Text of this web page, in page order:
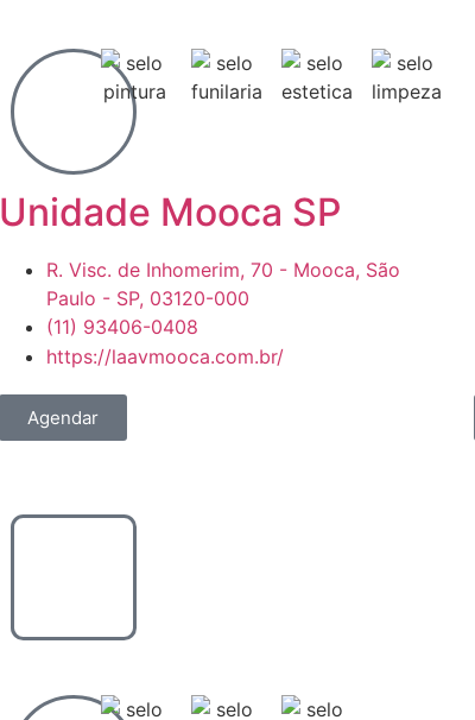
Unidade Mooca SP
R. Visc. de Inhomerim, 70 - Mooca, São
Paulo - SP, 03120-000
(11) 93406-0408
https://laavmooca.com.br/
Agendar